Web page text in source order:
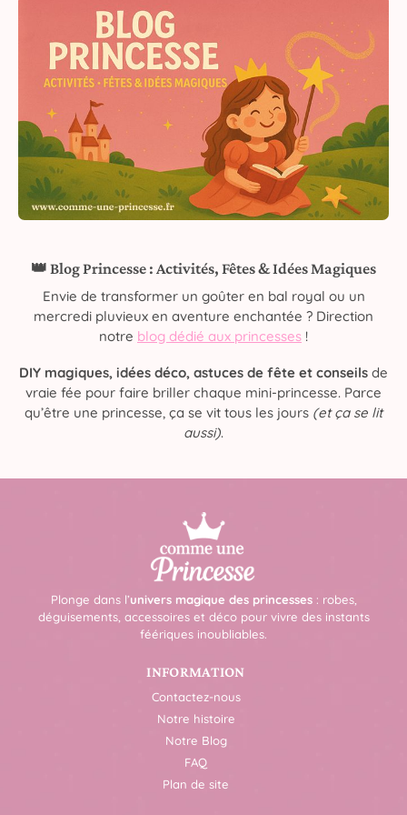
👑 Blog Princesse : Activités, Fêtes & Idées Magiques
Envie de transformer un goûter en bal royal ou un
mercredi pluvieux en aventure enchantée ? Direction
notre blog dédié aux princesses !
DIY magiques, idées déco, astuces de fête et conseils de
vraie fée pour faire briller chaque mini-princesse. Parce
qu’être une princesse, ça se vit tous les jours (et ça se lit
aussi).
Plonge dans l’univers magique des princesses: robes,
déguisements, accessoires et déco pour vivre des instants
féériques inoubliables.
INFORMATION
Contactez-nous
Notre histoire
Notre Blog
FAQ
Plan de site